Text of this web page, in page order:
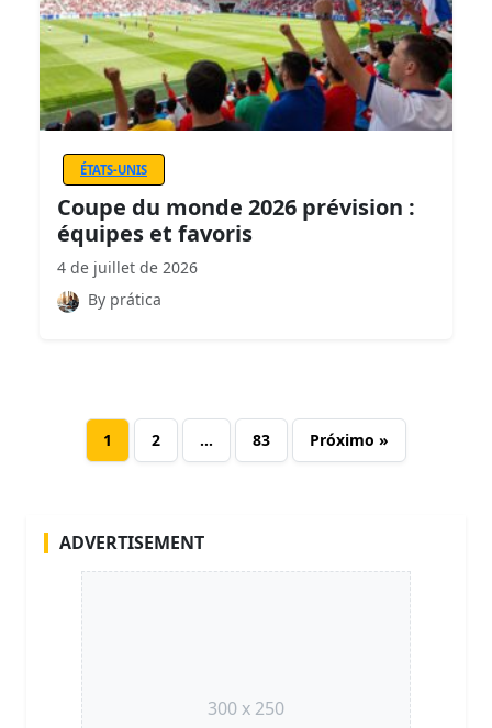
ÉTATS-UNIS
Coupe du monde 2026 prévision :
équipes et favoris
4 de juillet de 2026
By prática
1 2 … 83 Próximo »
ADVERTISEMENT
300 x 250